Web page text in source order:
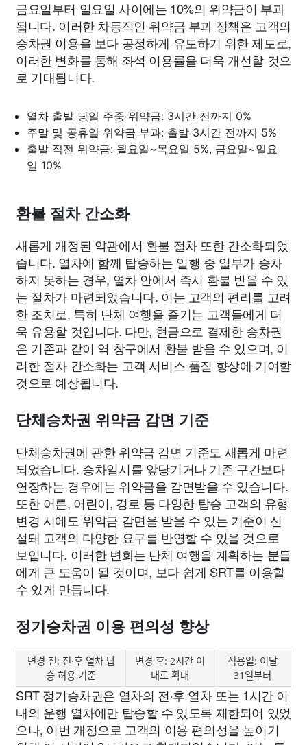
금요일부터 일요일 사이에는 10%의 위약금이 부과
됩니다. 이러한 차등적인 위약금 부과 정책은 고객의
승차권 이용을 보다 공정하게 유도하기 위한 제도로,
이러한 변화를 통해 좌석 이용률을 더욱 개선할 것으
로 기대됩니다.
열차 출발 당일 주중 위약금: 3시간 전까지 0%
주말 및 공휴일 위약금 부과: 출발 3시간 전까지 5%
출발 직전 위약금: 월요일~목요일 5%, 금요일~일요
일 10%
환불 절차 간소화
새롭게 개정된 약관에서 환불 절차 또한 간소화되었
습니다. 열차에 함께 탑승하는 일행 중 일부가 승차
하지 못하는 경우, 열차 안에서 즉시 환불 받을 수 있
는 절차가 마련되었습니다. 이는 고객의 편리를 고려
한 조치로, 특히 단체 여행을 즐기는 고객들에게 더
욱 유용할 것입니다. 다만, 현금으로 결제한 승차권
은 기존과 같이 역 창구에서 환불 받을 수 있으며, 이
러한 절차 간소화는 고객 서비스 품질 향상에 기여할
것으로 예상됩니다.
단체승차권 위약금 감면 기준
단체승차권에 관한 위약금 감면 기준도 새롭게 마련
되었습니다. 승차일시를 앞당기거나 기존 구간보다
연장하는 경우에는 위약금을 감면받을 수 있습니다.
또한 어른, 어린이, 경로 등 다양한 탑승 고객의 유형
변경 시에도 위약금 감면을 받을 수 있는 기준이 신
설돼 고객의 다양한 요구를 반영할 수 있을 것으로
보입니다. 이러한 변화는 단체 여행을 계획하는 분들
에게 큰 도움이 될 것이며, 보다 쉽게 SRT를 이용할
수 있게 만듭니다.
정기승차권 이용 편의성 향상
변경 전: 전·후 열차 탑
승 허용 기준
변경 후: 2시간 이
내로 확대
적용일: 이달
31일부터
SRT 정기승차권은 열차의 전·후 열차 또는 1시간 이
내의 운행 열차에만 탑승할 수 있도록 제한되어 있었
으나, 이번 개정으로 고객의 이용 편의성을 높이기